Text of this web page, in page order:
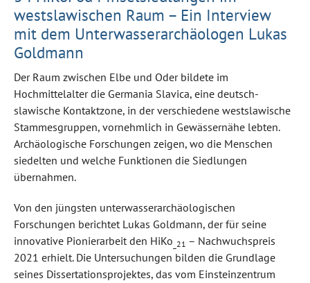
westslawischen Raum – Ein Interview
mit dem Unterwasserarchäologen Lukas
Goldmann
Der Raum zwischen Elbe und Oder bildete im
Hochmittelalter die Germania Slavica, eine deutsch-
slawische Kontaktzone, in der verschiedene westslawische
Stammesgruppen, vornehmlich in Gewässernähe lebten.
Archäologische Forschungen zeigen, wo die Menschen
siedelten und welche Funktionen die Siedlungen
übernahmen.
Von den jüngsten unterwasserarchäologischen
Forschungen berichtet Lukas Goldmann, der für seine
innovative Pionierarbeit den HiKo _21 – Nachwuchspreis
2021 erhielt. Die Untersuchungen bilden die Grundlage
seines Dissertationsprojektes, das vom Einsteinzentrum